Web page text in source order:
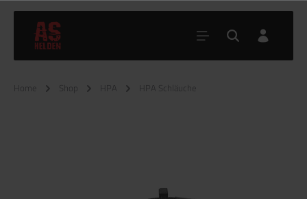
Home Shop HPA HPA Schläuche